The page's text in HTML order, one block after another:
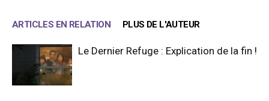
ARTICLES EN RELATION PLUS DE L'AUTEUR
Le Dernier Refuge : Explication de la fin !